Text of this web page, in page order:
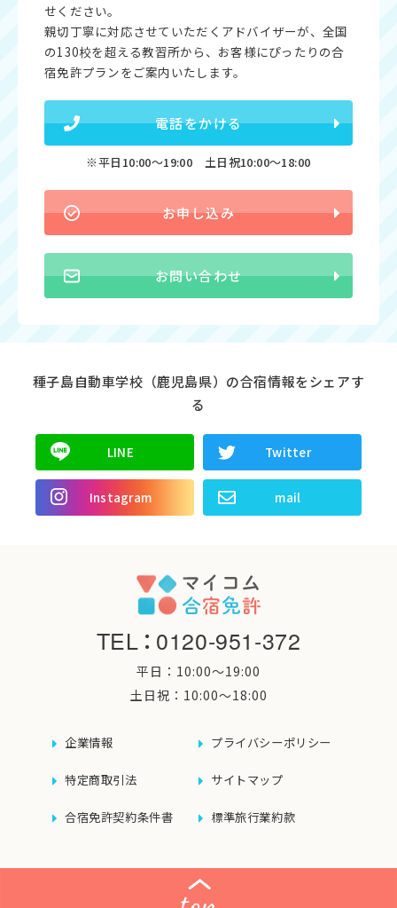
せください。
親切丁寧に対応させていただくアドバイザーが、全国
の130校を超える教習所から、お客様にぴったりの合
宿免許プランをご案内いたします。
電話をかける
※平日10:00〜19:00 土日祝10:00〜18:00
お申し込み
お問い合わせ
種子島自動車学校（鹿児島県）の合宿情報をシェアす
る
LINE Twitter
Instagram mail
TEL：0120-951-372
平日：10:00〜19:00
土日祝：10:00〜18:00
企業情報 プライバシーポリシー
特定商取引法 サイトマップ
合宿免許契約条件書 標準旅行業約款